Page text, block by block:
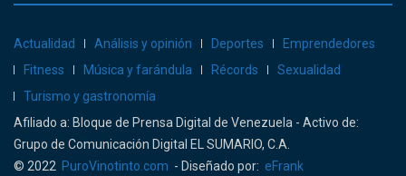
Actualidad Análisis y opinión Deportes
Emprendedores
Fitness
Música y farándula Récords
Sexualidad
Turismo y gastronomía
Afiliado a: Bloque de Prensa Digital de Venezuela - Activo de:
Grupo de Comunicación Digital EL SUMARIO, C.A.
© 2022 PuroVinotinto.com - Diseñado por: eFrank